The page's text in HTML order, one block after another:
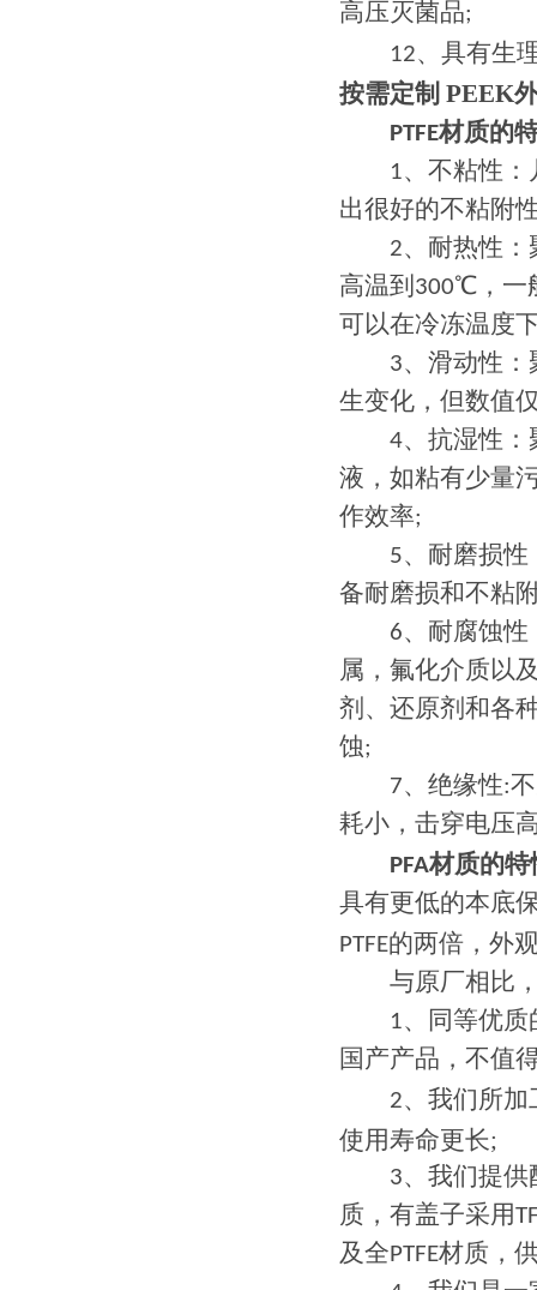
高压灭菌品;
12、 具有生
按需定制 PEEK
PTFE材质的
1、不粘性：几
出很好的不粘附
2、耐热性：聚
高温到300℃，一
可以在冷冻温度
3、滑动性：聚
生变化，但数值
4、抗湿性：聚
液，如粘有少量
作效率;
5、耐磨损性：
备耐磨损和不粘
6、耐腐蚀性：
属，氟化介质以
剂、还原剂和各
蚀;
7、绝缘性:不
耗小，击穿电压
PFA材质的
具有更低的本底
PTFE的两倍，外
与原厂相比，
1、同等优质的
国产产品，不值
2、我们所加工
使用寿命更长;
3、我们提供配
质，有盖子采用
及全PTFE材质，